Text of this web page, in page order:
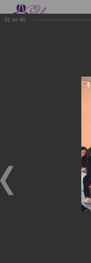
законодательстве:
налоговом
31 из 40